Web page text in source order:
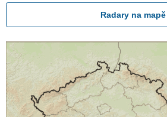
Radary na mapě